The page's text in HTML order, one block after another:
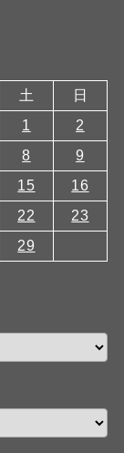
土
日
1
2
8
9
15
16
22
23
29